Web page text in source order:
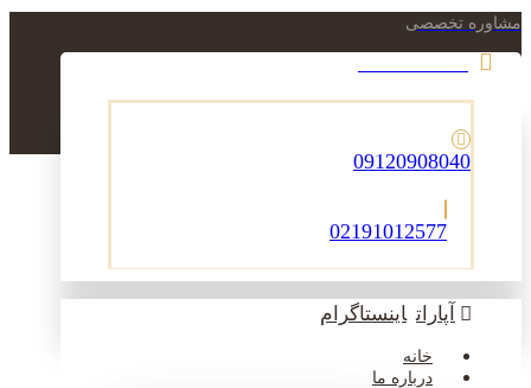
مشاوره تخصصی
09120908040
02191012577
آپارات اینستاگرام
خانه
درباره ما